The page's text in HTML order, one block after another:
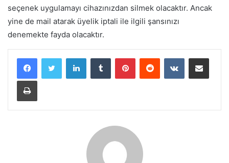
seçenek uygulamayı cihazınızdan silmek olacaktır. Ancak
yine de mail atarak üyelik iptali ile ilgili şansınızı
denemekte fayda olacaktır.
LinkedInTumblr PinterestReddit VKontakteE-Posta ile paylaş
Yazdır